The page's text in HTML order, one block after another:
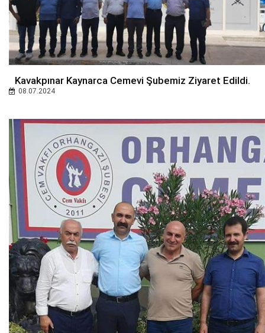
Kavakpınar Kaynarca Cemevi Şubemiz Ziyaret Edildi.
08.07.2024